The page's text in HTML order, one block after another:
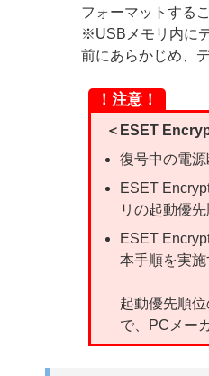
フォーマットする
※USBメモリ内に
前にあらかじめ、
！注意！
＜ESET
復号中の電
ESET
リの起動優
ESET
本手順を実
起動優先順
で、PCメー